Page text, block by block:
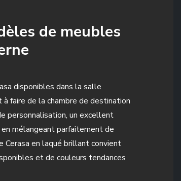
de meubles
disponibles dans la salle
faire de la chambre de destination
personnalisation, un excellent
mélangeant parfaitement de
en laqué brillant convient
et de couleurs tendances